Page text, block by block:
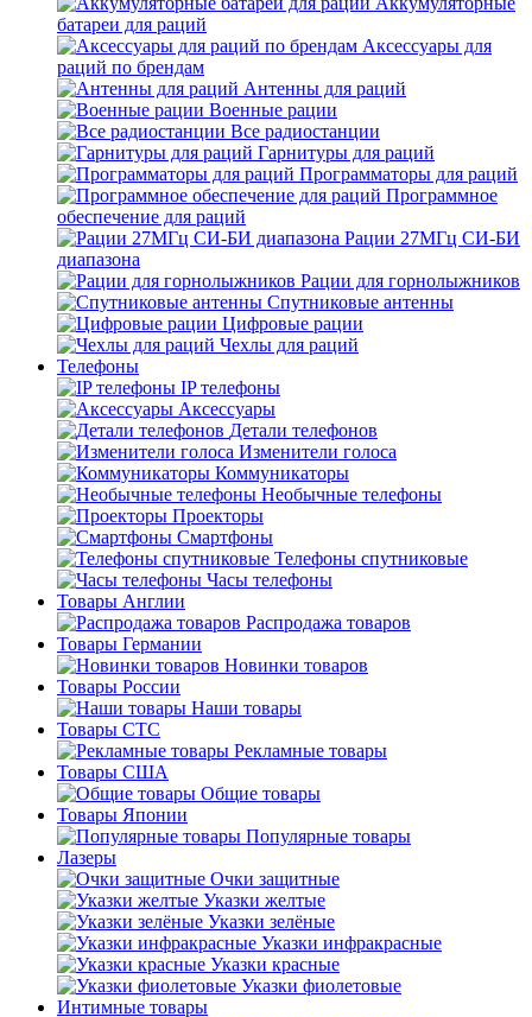
батареи для раций
Аксессуары для
раций по брендам
Антенны для раций
Военные рации
Все радиостанции
Гарнитуры для раций
Программаторы для раций
Программное
обеспечение для раций
Рации 27МГц СИ-БИ
диапазона
Рации для горнолыжников
Спутниковые антенны
Цифровые рации
Чехлы для раций
Телефоны
IP телефоны
Аксессуары
Детали телефонов
Изменители голоса
Коммуникаторы
Необычные телефоны
Проекторы
Смартфоны
Телефоны спутниковые
Часы телефоны
Товары Англии
Распродажа товаров
Товары Германии
Новинки товаров
Товары России
Наши товары
Товары СТС
Рекламные товары
Товары США
Общие товары
Товары Японии
Популярные товары
Лазеры
Очки защитные
Указки желтые
Указки зелёные
Указки инфракрасные
Указки красные
Указки фиолетовые
Интимные товары